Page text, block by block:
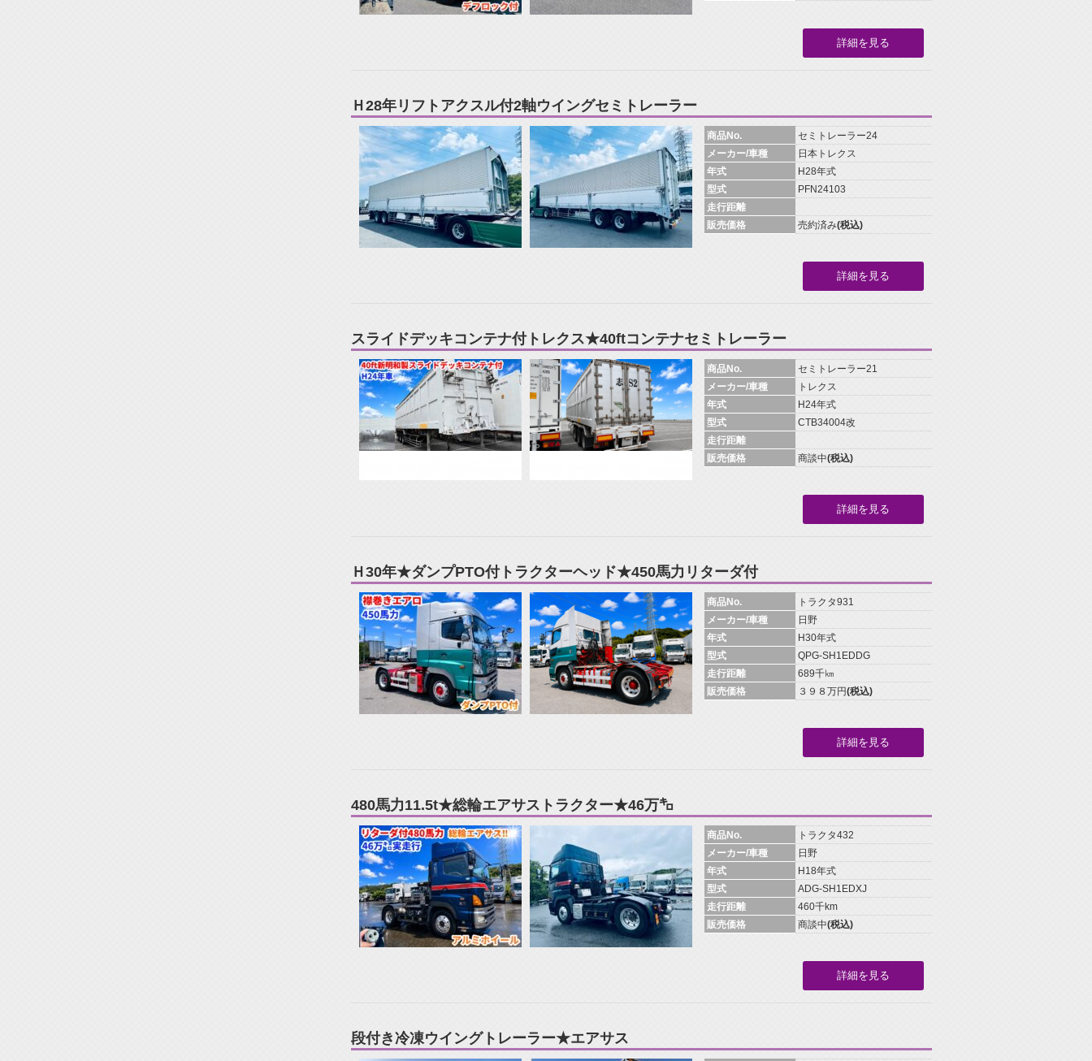
詳細を見る
Ｈ28年リフトアクスル付2軸ウイングセミトレーラー
商品No.
セミトレーラー24
メーカー/車種
日本トレクス
年式
H28年式
型式
PFN24103
走行距離
販売価格
売約済み(税込)
詳細を見る
スライドデッキコンテナ付トレクス★40ftコンテナセミトレーラー
商品No.
セミトレーラー21
メーカー/車種
トレクス
年式
H24年式
型式
CTB34004改
走行距離
販売価格
商談中(税込)
詳細を見る
Ｈ30年★ダンプPTO付トラクターヘッド★450馬力リターダ付
商品No.
トラクタ931
メーカー/車種
日野
年式
H30年式
型式
QPG-SH1EDDG
走行距離
689千㎞
販売価格
３９８万円(税込)
詳細を見る
480馬力11.5t★総輪エアサストラクター★46万㌔
商品No.
トラクタ432
メーカー/車種
日野
年式
H18年式
型式
ADG-SH1EDXJ
走行距離
460千km
販売価格
商談中(税込)
詳細を見る
段付き冷凍ウイングトレーラー★エアサス